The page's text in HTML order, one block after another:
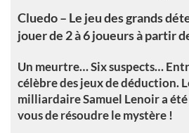
Cluedo – Le jeu des grands
jouer de 2 à 6 joueurs à partir
Un meurtre… Six suspects…
célèbre des jeux de déduction.
milliardaire Samuel Lenoir a été
vous de résoudre le mystère !